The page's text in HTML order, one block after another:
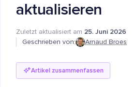
aktualisieren
Zuletzt aktualisiert am 25. Juni 2026
Geschrieben von:
Arnaud Broes
Artikel zusammenfassen